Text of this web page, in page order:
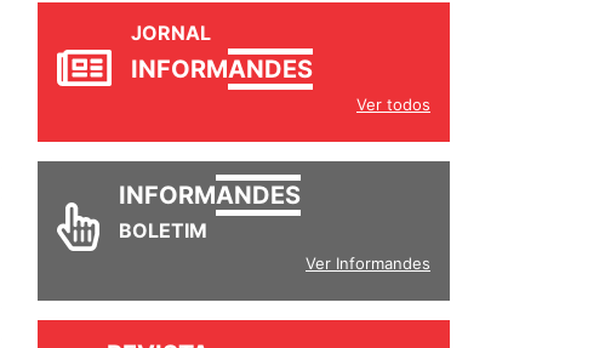
JORNAL
Ver todos
INFORM
Ver Informandes